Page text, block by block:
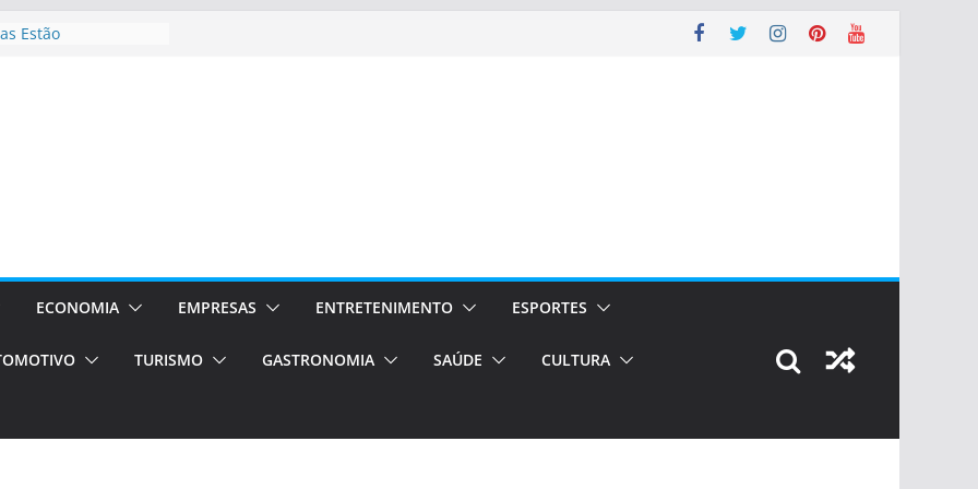
Estão
em Porto
de transfer,
de alto padrão
bolsas –
para o segundo
únicas e
de volta!
ECONOMIA EMPRESAS ENTRETENIMENTO ESPORTES
TURISMO GASTRONOMIA SAÚDE CULTURA